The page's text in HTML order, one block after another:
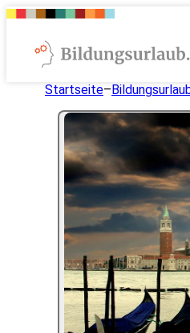
Startseite–